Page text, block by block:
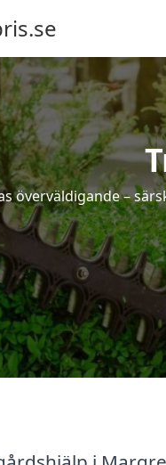
överväldigande –